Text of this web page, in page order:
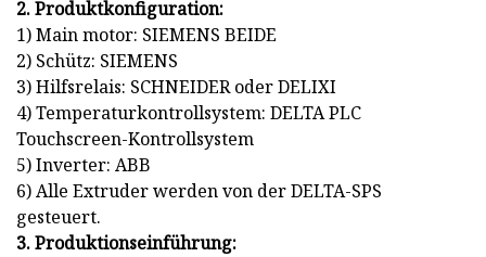
2. Produktkonfiguration:
1) Main motor: SIEMENS BEIDE
2) Schütz: SIEMENS
3) Hilfsrelais: SCHNEIDER oder DELIXI
4) Temperaturkontrollsystem: DELTA PLC
Touchscreen-Kontrollsystem
5) Inverter: ABB
6) Alle Extruder werden von der DELTA-SPS
gesteuert.
3. Produktionseinführung: